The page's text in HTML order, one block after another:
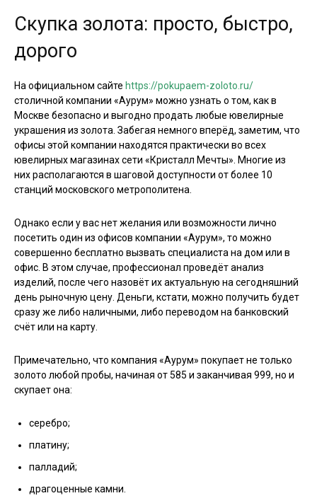
Скупка золота: просто, быстро,
дорого
На официальном сайте https://pokupaem-zoloto.ru/
столичной компании «Аурум» можно узнать о том, как в
Москве безопасно и выгодно продать любые ювелирные
украшения из золота. Забегая немного вперёд, заметим, что
офисы этой компании находятся практически во всех
ювелирных магазинах сети «Кристалл Мечты». Многие из
них располагаются в шаговой доступности от более 10
станций московского метрополитена.
Однако если у вас нет желания или возможности лично
посетить один из офисов компании «Аурум», то можно
совершенно бесплатно вызвать специалиста на дом или в
офис. В этом случае, профессионал проведёт анализ
изделий, после чего назовёт их актуальную на сегодняшний
день рыночную цену. Деньги, кстати, можно получить будет
сразу же либо наличными, либо переводом на банковский
счёт или на карту.
Примечательно, что компания «Аурум» покупает не только
золото любой пробы, начиная от 585 и заканчивая 999, но и
скупает она:
серебро;
платину;
палладий;
драгоценные камни.